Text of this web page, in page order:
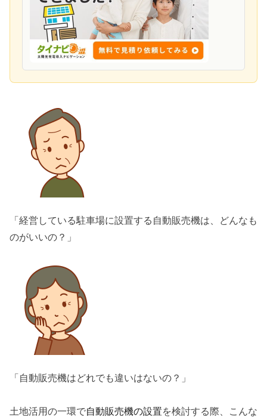
「経営している駐車場に設置する自動販売機は、どんなも
のがいいの？」
「自動販売機はどれでも違いはないの？」
土地活用の一環で自動販売機の設置を検討する際、こんな